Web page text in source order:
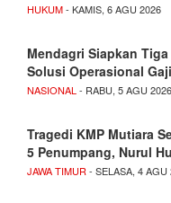
HUKUM- KAMIS, 6 AGU 2026
Mendagri Siapkan
Solusi Operasional
NASIONAL - RABU, 5 AGU 2026
Tragedi KMP Mutiara
5 Penumpang, Nurul
JAWA TIMUR - SELASA, 4 AGU